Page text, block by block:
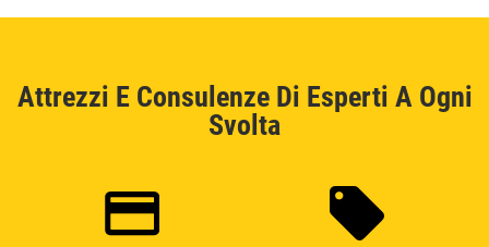
Attrezzi E Consulenze Di Esperti A Ogni
Svolta